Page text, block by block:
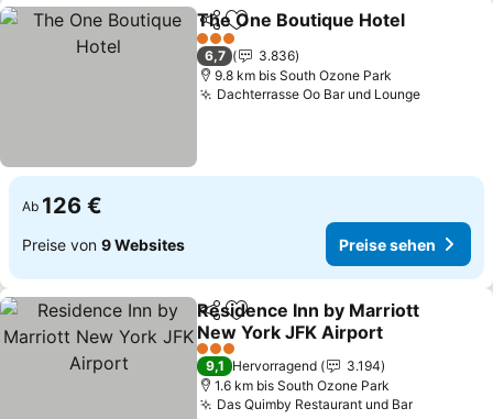
TeilenZu Favoriten hinzufügen
The One Boutique Hotel
3 Sterne
6,7
3.836
9.8 km bis South Ozone Park
Dachterrasse Oo Bar und LoungePreise
Ab 126 €
Preise von 9 Websites Preise sehen
TeilenZu Favoriten hinzufügen
Residence Inn by Marriott
New York JFK Airport
Preise sehen
3 Sterne
9,1 Hervorragend
3.194
1.6 km bis South Ozone Park
Das Quimby Restaurant und BarPreise